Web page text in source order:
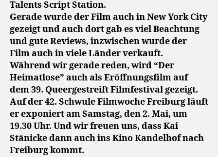
Talents Script Station.
Gerade wurde der Film auch in New York City
gezeigt und auch dort gab es viel Beachtung
und gute Reviews, inzwischen wurde der
Film auch in viele Länder verkauft.
Während wir gerade reden, wird “Der
Heimatlose” auch als Eröffnungsfilm auf
dem 39. Queergestreift Filmfestival gezeigt.
Auf der 42. Schwule Filmwoche Freiburg läuft
er exponiert am Samstag, den 2. Mai, um
19.30 Uhr. Und wir freuen uns, dass Kai
Stänicke dann auch ins Kino Kandelhof nach
Freiburg kommt.